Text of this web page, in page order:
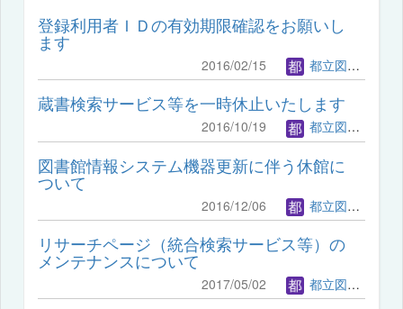
登録利用者ＩＤの有効期限確認をお願いし
ます
2016/02/15 都立図書館管理者
蔵書検索サービス等を一時休止いたします
2016/10/19 都立図書館管理者
図書館情報システム機器更新に伴う休館に
ついて
2016/12/06 都立図書館管理者
リサーチページ（統合検索サービス等）の
メンテナンスについて
2017/05/02 都立図書館管理者